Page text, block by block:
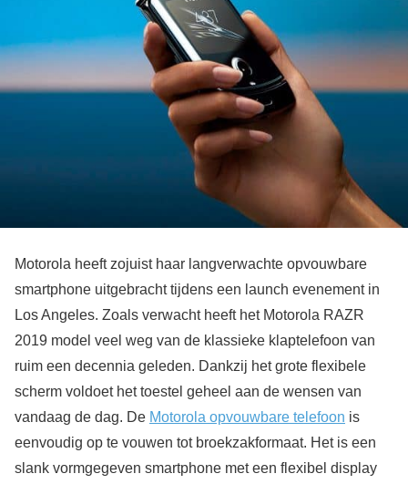
Motorola heeft zojuist haar langverwachte opvouwbare
smartphone uitgebracht tijdens een launch evenement in
Los Angeles. Zoals verwacht heeft het Motorola RAZR
2019 model veel weg van de klassieke klaptelefoon van
ruim een decennia geleden. Dankzij het grote flexibele
scherm voldoet het toestel geheel aan de wensen van
vandaag de dag. De Motorola opvouwbare telefoon is
eenvoudig op te vouwen tot broekzakformaat. Het is een
slank vormgegeven smartphone met een flexibel display